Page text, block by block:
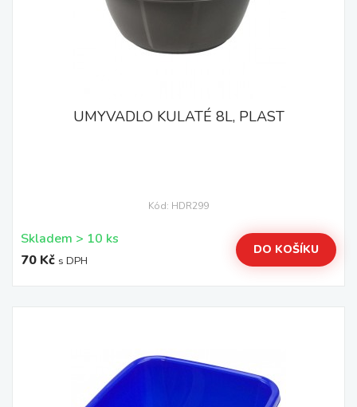
UMYVADLO KULATÉ 8L, PLAST
Kód: HDR299
Skladem > 10 ks
70 Kč s DPH
DO KOŠÍKU